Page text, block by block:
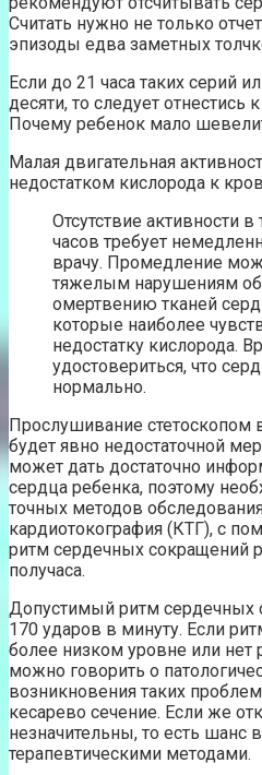
Считать нужно не только
эпизоды едва заметных
Если до 21 часа таких серий
десяти, то следует отнестись
Почему ребенок мало
Малая двигательная
недостатком кислорода к
Отсутствие активности
часов требует
врачу. Промедление
тяжелым нарушениям
омертвению тканей
которые наиболее
недостатку кислорода.
удостовериться, что
нормально.
Прослушивание стетоскопом
будет явно недостаточной
может дать достаточно
сердца ребенка, поэтому
точных методов
кардиотокография (КТГ), с
ритм сердечных сокращений
получаса.
Допустимый ритм сердечных
170 ударов в минуту. Если
более низком уровне или нет
можно говорить о
возникновения таких
кесарево сечение. Если же
незначительны, то есть шанс
терапевтическими методами.